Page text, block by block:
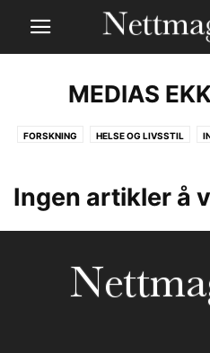
MEDIAS
FORSKNING HELSE OG LIVSSTIL
Ingen artikler å